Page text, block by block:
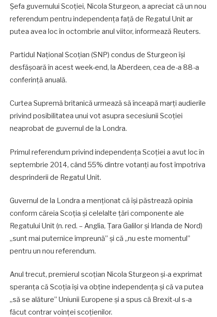
Şefa guvernului Scoţiei, Nicola Sturgeon, a apreciat că un nou
referendum pentru independenţa faţă de Regatul Unit ar
putea avea loc în octombrie anul viitor, informează Reuters.
Partidul Naţional Scoţian (SNP) condus de Sturgeon îşi
desfăşoară în acest week-end, la Aberdeen, cea de-a 88-a
conferinţă anuală.
Curtea Supremă britanică urmează să înceapă marţi audierile
privind posibilitatea unui vot asupra secesiunii Scoţiei
neaprobat de guvernul de la Londra.
Primul referendum privind independenţa Scoţiei a avut loc în
septembrie 2014, când 55% dintre votanţi au fost împotriva
desprinderii de Regatul Unit.
Guvernul de la Londra a menționat că își păstrează opinia
conform căreia Scoția și celelalte țări componente ale
Regatului Unit (n. red. – Anglia, Țara Galilor și Irlanda de Nord)
„sunt mai puternice împreună” și că „nu este momentul”
pentru un nou referendum.
Anul trecut, premierul scoţian Nicola Sturgeon şi-a exprimat
speranţa că Scoţia îşi va obţine independenţa şi că va putea
„să se alăture” Uniunii Europene şi a spus că Brexit-ul s-a
făcut contrar voinţei scoţienilor.